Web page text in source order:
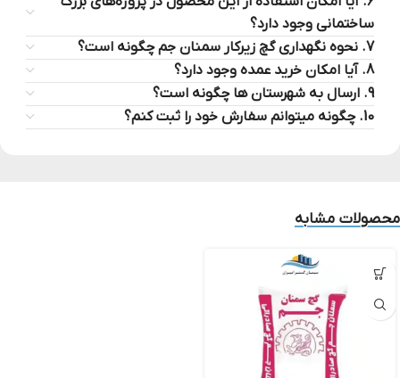
ساختمانی وجود دارد؟
7. نحوه نگهداری گچ زیرکار سمنان جم چگونه است؟
8. آیا امکان خرید عمده وجود دارد؟
9. ارسال به شهرستان ها چگونه است؟
10. چگونه میتوانم سفارش خود را ثبت کنم؟
محصولات مشابه